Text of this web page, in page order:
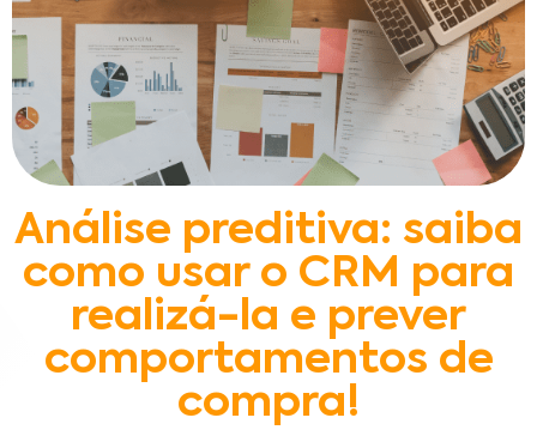
Análise preditiva: saiba
como usar o CRM para
realizá-la e prever
comportamentos de
compra!